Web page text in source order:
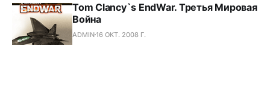
Tom Clancy`s EndWar. Третья Мировая
Война
ADMIN16 ОКТ. 2008 Г.